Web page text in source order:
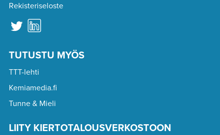
Rekisteriseloste
TUTUSTU MYÖS
TTT-lehti
Kemiamedia.fi
Tunne & Mieli
LIITY KIERTOTALOUSVERKOSTOON